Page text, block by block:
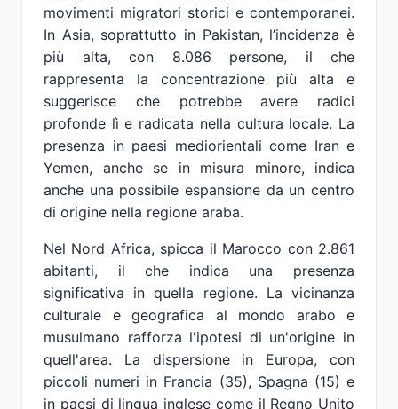
movimenti migratori storici e contemporanei.
In Asia, soprattutto in Pakistan, l’incidenza è
più alta, con 8.086 persone, il che
rappresenta la concentrazione più alta e
suggerisce che potrebbe avere radici
profonde lì e radicata nella cultura locale. La
presenza in paesi mediorientali come Iran e
Yemen, anche se in misura minore, indica
anche una possibile espansione da un centro
di origine nella regione araba.
Nel Nord Africa, spicca il Marocco con 2.861
abitanti, il che indica una presenza
significativa in quella regione. La vicinanza
culturale e geografica al mondo arabo e
musulmano rafforza l'ipotesi di un'origine in
quell'area. La dispersione in Europa, con
piccoli numeri in Francia (35), Spagna (15) e
in paesi di lingua inglese come il Regno Unito